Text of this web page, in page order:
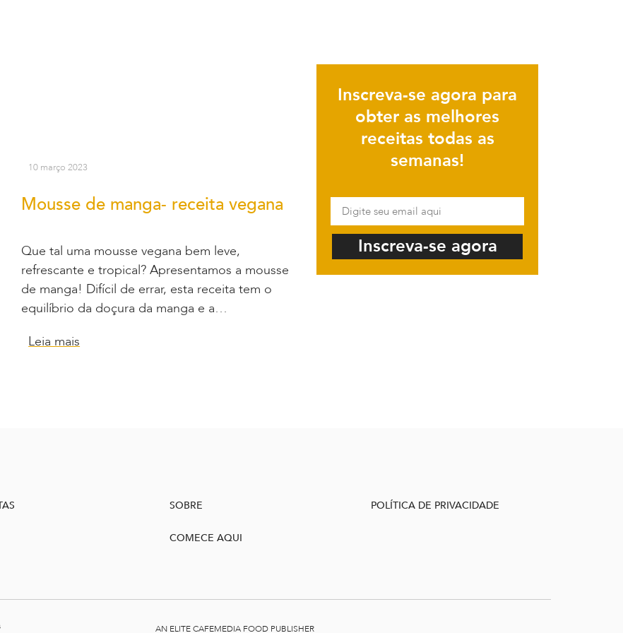
10 março 2023
Mousse de manga- receita vegana
Que tal uma mousse vegana bem leve,
refrescante e tropical? Apresentamos a mousse
de manga! Difícil de errar, esta receita tem o
equilíbrio da doçura da manga e a…
Leia mais
Inscreva-se agora para
obter as melhores
receitas todas as
semanas!
Inscreva-se agora
SOBRE
COMECE AQUI
POLÍTICA DE PRIVACIDADE
AN ELITE CAFEMEDIA FOOD PUBLISHER